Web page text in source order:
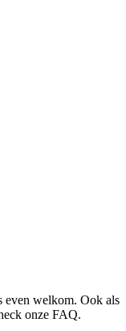
even welkom. Ook als
onze FAQ.